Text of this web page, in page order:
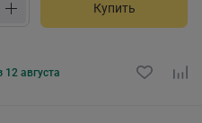
Купить
12 августа